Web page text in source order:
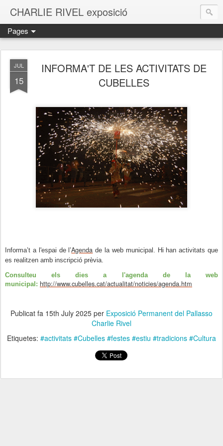
CHARLIE RIVEL exposició
Pages
JUL
15
INFORMA'T DE LES ACTIVITATS DE
CUBELLES
Informa’t a l'espai de l’Agenda de la web municipal. Hi han activitats que
es realitzen amb inscripció prèvia.
Consulteu els dies a l'agenda de la web
municipal: http://www.cubelles.cat/actualitat/noticies/agenda.htm
Publicat fa 15th July 2025 per Exposició Permanent del Pallasso
Charlie Rivel
Etiquetes: #activitats #Cubelles #festes #estiu #tradicions #Cultura